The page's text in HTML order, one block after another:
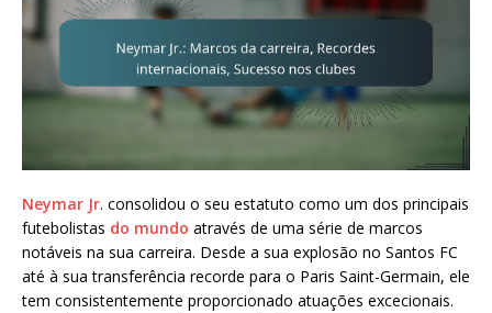
Neymar Jr. consolidou o seu estatuto como um dos principais
futebolistas do mundo através de uma série de marcos
notáveis na sua carreira. Desde a sua explosão no Santos FC
até à sua transferência recorde para o Paris Saint-Germain, ele
tem consistentemente proporcionado atuações excecionais.